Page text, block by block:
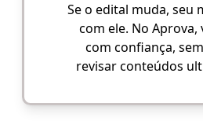
Se o edital muda, seu
com ele. No Aprova,
com confiança,
revisar conteúdos